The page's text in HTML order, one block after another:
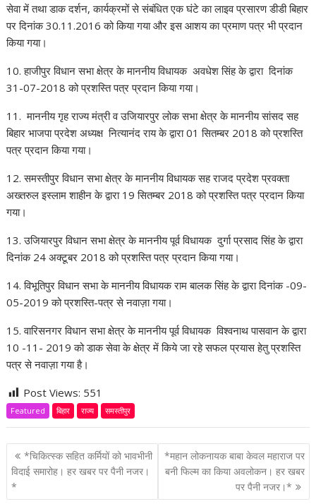
सेवा में तथा डाक दर्शन, कार्यक्रमों से संबंधित एक घंटे का लाइव प्रसारण डीडी बिहार
पर दिनांक 30.11.2016 को किया गया और इस आशय का प्रमाण पत्र भी प्रदान
किया गया।
10. हाजीपुर विधान सभा क्षेत्र के माननीय विधायक अवधेश सिंह के द्वारा दिनांक
31-07-2018 को प्रशस्ति पत्र प्रदान किया गया।
11. माननीय गृह राज्य मंत्री व उजियारपुर लोक सभा क्षेत्र के माननीय सांसद सह
बिहार भाजपा प्रदेश अध्यक्ष नित्यानंद राय के द्वारा 01 सितम्बर 2018 को प्रशस्ति
पत्र प्रदान किया गया।
12. समस्तीपुर विधान सभा क्षेत्र के माननीय विधायक सह राजद प्रदेश प्रवक्ता
अख्तरुल इस्लाम शाहीन के द्वारा 19 सितम्बर 2018 को प्रशस्ति पत्र प्रदान किया
गया।
13. उजियारपुर विधान सभा क्षेत्र के माननीय पूर्व विधायक दुर्गा प्रसाद सिंह के द्वारा
दिनांक 24 अक्टूबर 2018 को प्रशस्ति पत्र प्रदान किया गया।
14. विभूतिपुर विधान सभा के माननीय विधायक राम बालक सिंह के द्वारा दिनांक -09-
05-2019 को प्रशस्ति-पत्र से नवाज़ा गया।
15. वारिसनगर विधान सभा क्षेत्र के माननीय पूर्व विधायक विश्वनाथ पासवान के द्वारा
10 -11- 2019 को डाक सेवा के क्षेत्र में किये जा रहे सफल प्रयास हेतु प्रशस्ति
पत्र से नवाज़ा गया है।
Post Views: 551
Featured बिहार राज्य समस्तीपुर
P
o
s
*चिकित्स्क सहित कर्मियों को भावभीनी
विदाई समारोह। हर खबर पर पैनी नजर।
*
*महान लोकनायक बाबा केवल महाराज पर
बनी फिल्म का किया अवलोकन। हर खबर
पर पैनी नजर।*